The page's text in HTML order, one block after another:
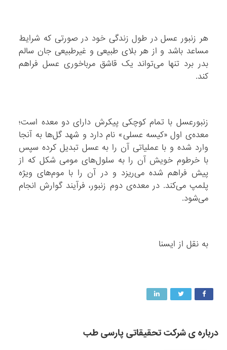
هر زنبور عسل در طول زندگی خود در صورتی که شرایط
مساعد باشد و از هر بلای طبیعی و غیرطبیعی جان سالم
بدر برد تنها می‌تواند یک قاشق مرباخوری عسل فراهم
کند.
زنبورعسل با تمام کوچکی پیکرش دارای دو معده است؛
معده‌ی اول «کیسه عسلی» نام دارد و شهد گل‌ها به آنجا
وارد شده و با عملیاتی آن را به عسل تبدیل کرده سپس
با خرطوم خویش آن را به سلول‌های مومی شکل که از
پیش فراهم شده می‌ریزد و در آن را با موم‌های ویژه
پلمپ می‌کند. در معده‌ی دوم زنبور، فرآیند گوارش انجام
می‌شود.
به نقل از ایسنا
درباره ی شرکت تحقیقاتی پارسی طب